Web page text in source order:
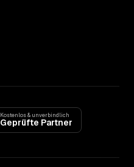
Kostenlos & unverbindlich
Geprüfte Partner